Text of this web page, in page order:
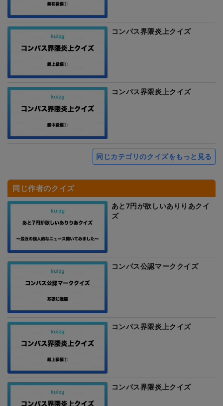
コンパス界隈炎上クイズ
コンパス界隈炎上クイズ
同じカテゴリのクイズをもっと見る
同じ作者のクイズ
あと7円が欲しいありりあクイ
ズ
コンパス公認マーククイズ
コンパス界隈炎上クイズ
コンパス界隈炎上クイズ